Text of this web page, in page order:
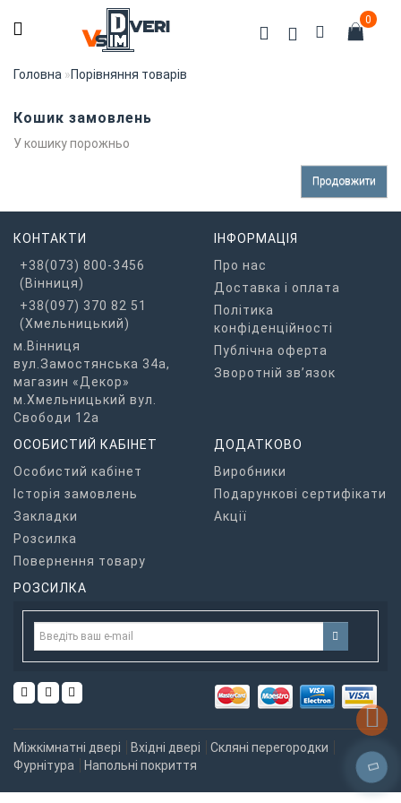
0
Головна Порівняння товарів
Кошик замовлень
У кошику порожньо
Продовжити
КОНТАКТИ
+38(073) 800-3456
(Вінниця)
+38(097) 370 82 51
(Хмельницький)
м.Вінниця
вул.Замостянська 34а,
магазин «Декор»
м.Хмельницький вул.
Свободи 12а
ІНФОРМАЦІЯ
Про нас
Доставка і оплата
Політика
конфіденційності
Публічна оферта
Зворотній зв’язок
ОСОБИСТИЙ КАБІНЕТ
Особистий кабінет
Історія замовлень
Закладки
Розсилка
Повернення товару
ДОДАТКОВО
Виробники
Подарункові сертифікати
Акції
РОЗСИЛКА
Міжкімнатні двері Вхідні двері
Скляні перегородки
Фурнітура
Напольні покриття